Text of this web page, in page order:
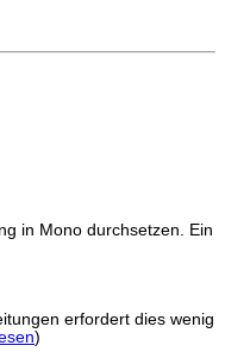
in Mono durchsetzen. Ein
erfordert dies wenig
)